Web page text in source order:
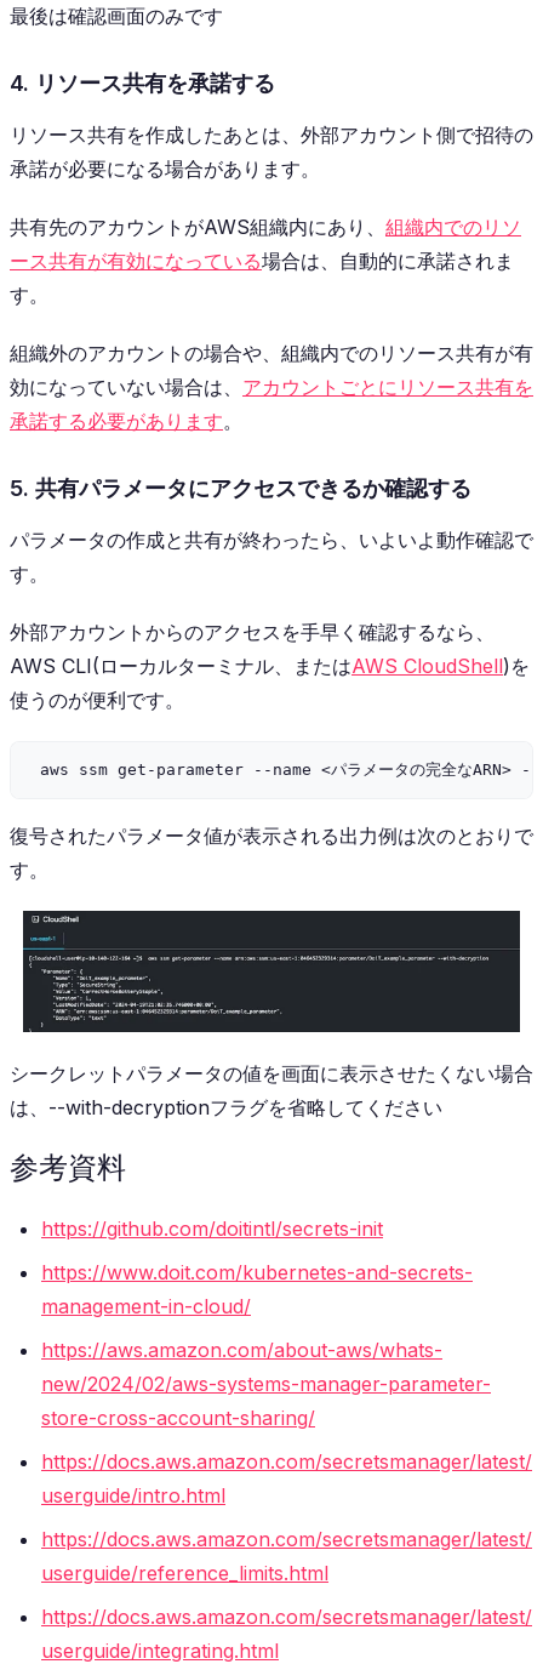
最後は確認画面のみです
4. リソース共有を承諾する
リソース共有を作成したあとは、外部アカウント側で招待の
承諾が必要になる場合があります。
共有先のアカウントがAWS組織内にあり、 組織内でのリソ
ース共有が有効になっている場合は、自動的に承諾されま
す。
組織外のアカウントの場合や、組織内でのリソース共有が有
効になっていない場合は、 アカウントごとにリソース共有を
承諾する必要があります。
5. 共有パラメータにアクセスできるか確認する
パラメータの作成と共有が終わったら、いよいよ動作確認で
す。
外部アカウントからのアクセスを手早く確認するなら、
AWS CLI(ローカルターミナル、またはAWS CloudShell)を
使うのが便利です。
復号されたパラメータ値が表示される出力例は次のとおりで
す。
シークレットパラメータの値を画面に表示させたくない場合
は、--with-decryptionフラグを省略してください
参考資料
https://github.com/doitintl/secrets-init
https://www.doit.com/kubernetes-and-secrets-
management-in-cloud/
https://aws.amazon.com/about-aws/whats-
new/2024/02/aws-systems-manager-parameter-
store-cross-account-sharing/
https://docs.aws.amazon.com/secretsmanager/latest/
userguide/intro.html
https://docs.aws.amazon.com/secretsmanager/latest/
userguide/reference_limits.html
https://docs.aws.amazon.com/secretsmanager/latest/
userguide/integrating.html